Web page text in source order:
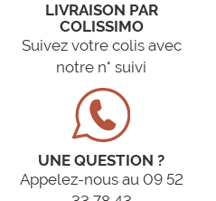
LIVRAISON PAR
COLISSIMO
Suivez votre colis avec
notre n° suivi
UNE QUESTION ?
Appelez-nous au 09 52